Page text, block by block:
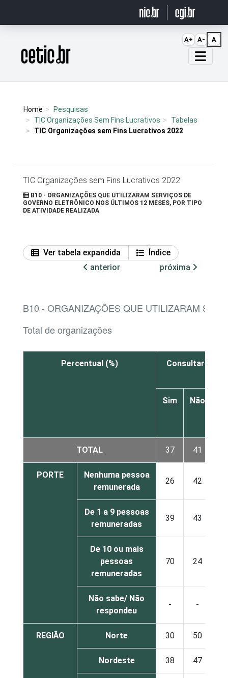
Página inicial
Home
Pesquisas
TIC Organizações Sem Fins Lucrativos
Tabelas
TIC Organizações sem Fins Lucrativos 2022
TIC Organizações sem Fins Lucrativos 2022
B10 - ORGANIZAÇÕES QUE UTILIZARAM SERVIÇOS DE
GOVERNO ELETRÔNICO NOS ÚLTIMOS 12 MESES, POR TIPO
DE ATIVIDADE REALIZADA
Ver tabela expandida
Índice
anterior
próxima
B10 - ORGANIZAÇÕES QUE UTILIZARAM
Total de organizações
Percentual (%) Consultar a
Sim Não
TOTAL 37 41
PORTE
Nenhuma pessoa
remunerada
26 42
De 1 a 9 pessoas
remuneradas
39 43
De 10 ou mais
pessoas
remuneradas
70 24
Não sabe/ Não
respondeu
- -
REGIÃO Norte 30 50
Nordeste 38 47
A+ A- A